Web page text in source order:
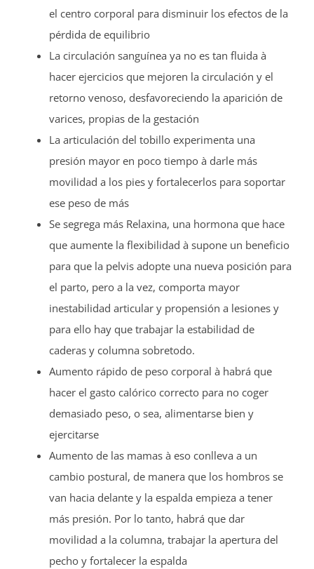
el centro corporal para disminuir los efectos de la
pérdida de equilibrio
La circulación sanguínea ya no es tan fluida à
hacer ejercicios que mejoren la circulación y el
retorno venoso, desfavoreciendo la aparición de
varices, propias de la gestación
La articulación del tobillo experimenta una
presión mayor en poco tiempo à darle más
movilidad a los pies y fortalecerlos para soportar
ese peso de más
Se segrega más Relaxina, una hormona que hace
que aumente la flexibilidad à supone un beneficio
para que la pelvis adopte una nueva posición para
el parto, pero a la vez, comporta mayor
inestabilidad articular y propensión a lesiones y
para ello hay que trabajar la estabilidad de
caderas y columna sobretodo.
Aumento rápido de peso corporal à habrá que
hacer el gasto calórico correcto para no coger
demasiado peso, o sea, alimentarse bien y
ejercitarse
Aumento de las mamas à eso conlleva a un
cambio postural, de manera que los hombros se
van hacia delante y la espalda empieza a tener
más presión. Por lo tanto, habrá que dar
movilidad a la columna, trabajar la apertura del
pecho y fortalecer la espalda